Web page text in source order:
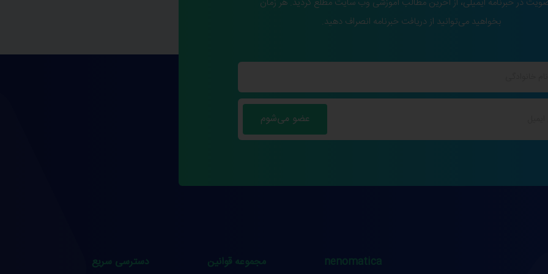
بخواهید می‌توانید از دریافت خبرنامه انصراف دهید.
nenomatica مجموعه قوانین دسترسی سریع